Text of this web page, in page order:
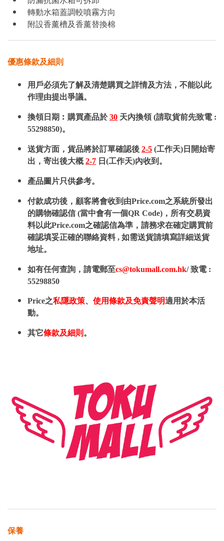
轉動水箱蓋調較噴霧方向
附設香薰槽及香薰替換棉
優惠條款及細則
用戶必須先了解及清楚購買之詳情及方法，不能以此
作理由提出爭議。
換領日期︰購買產品於30 天內換領 (請取貨前先致電 :
55298850)。
送貨方面，貨品將於訂單確認後 2-5 (工作天)日開始寄
出，寄出後大概2-7 日(工作天)內收到。
產品圖片只供參考。
付款成功後，顧客將會收到由Price.com之系統所發出
的購物確認信 (當中會有一個QR Code)，所有交易資
料以此Price.com之確認信為準，請務求在確定購買前
確認填妥正確的聯絡資料 , 如需送貨請填寫詳細送貨
地址。
如有任何查詢，請電郵至cs@tokumall.com.hk/ 致電 :
55298850
Price之私隱政策、 使用條款及免責聲明適用於本活
動。
其它條款及細則 。
保養